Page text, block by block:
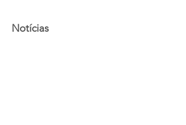
Notícias